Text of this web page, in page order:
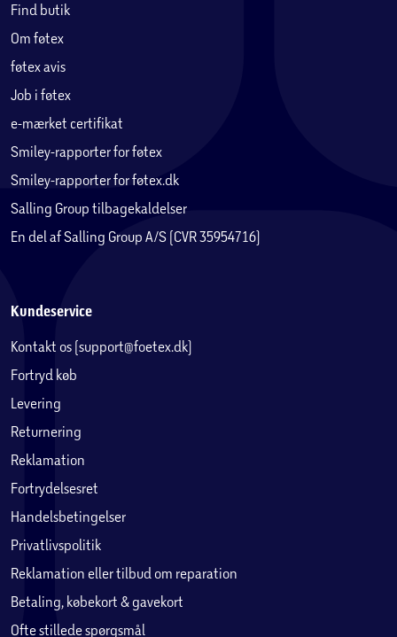
Find butik
Om føtex
føtex avis
Job i føtex
e-mærket certifikat
Smiley-rapporter for føtex
Smiley-rapporter for føtex.dk
Salling Group tilbagekaldelser
En del af Salling Group A/S (CVR 35954716)
Kundeservice
Kontakt os (support@foetex.dk)
Fortryd køb
Levering
Returnering
Reklamation
Fortrydelsesret
Handelsbetingelser
Privatlivspolitik
Reklamation eller tilbud om reparation
Betaling, købekort & gavekort
Ofte stillede spørgsmål